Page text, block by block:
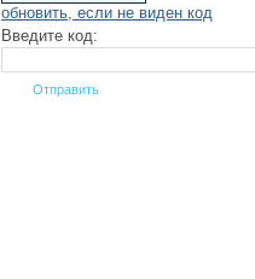
обновить, если не виден код
Введите код: